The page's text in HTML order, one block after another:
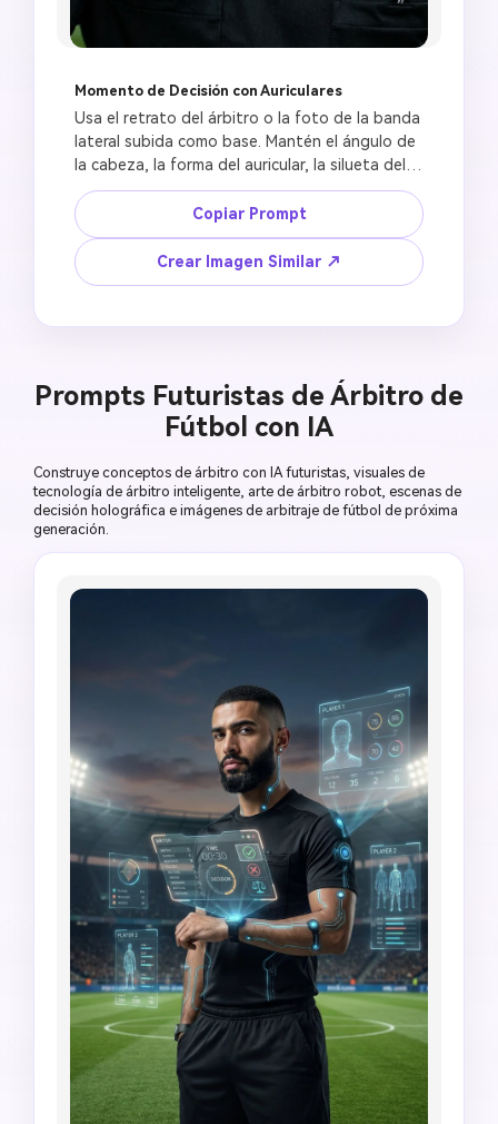
Momento de Decisión con Auriculares
Usa el retrato del árbitro o la foto de la banda
lateral subida como base. Mantén el ángulo de
la cabeza, la forma del auricular, la silueta del
uniforme y el fondo del estadio naturales. Crea
una imagen de comunicación del árbitro de
fútbol con el oficial escuchando a través de un
auricular, una mano cerca del auricular,
atmósfera tensa de decisión VAR, poca
deportiva premium, proporción de póster social
deformado, sin letras falsas.
Copiar Prompt
Crear Imagen Similar ↗
Prompts Futuristas de Árbitro de
Fútbol con IA
Construye conceptos de árbitro con IA futuristas, visuales de
tecnología de árbitro inteligente, arte de árbitro robot, escenas de
decisión holográfica e imágenes de arbitraje de fútbol de próxima
generación.